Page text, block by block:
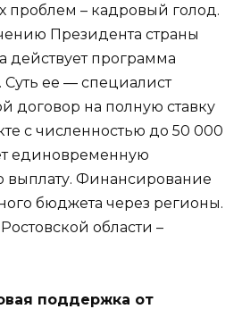
проблем – кадровый голод.
Президента страны
действует программа
Суть ее — специалист
договор на полную ставку
с численностью до 50 000
единовременную
Финансирование
бюджета через регионы.
области –
поддержка от